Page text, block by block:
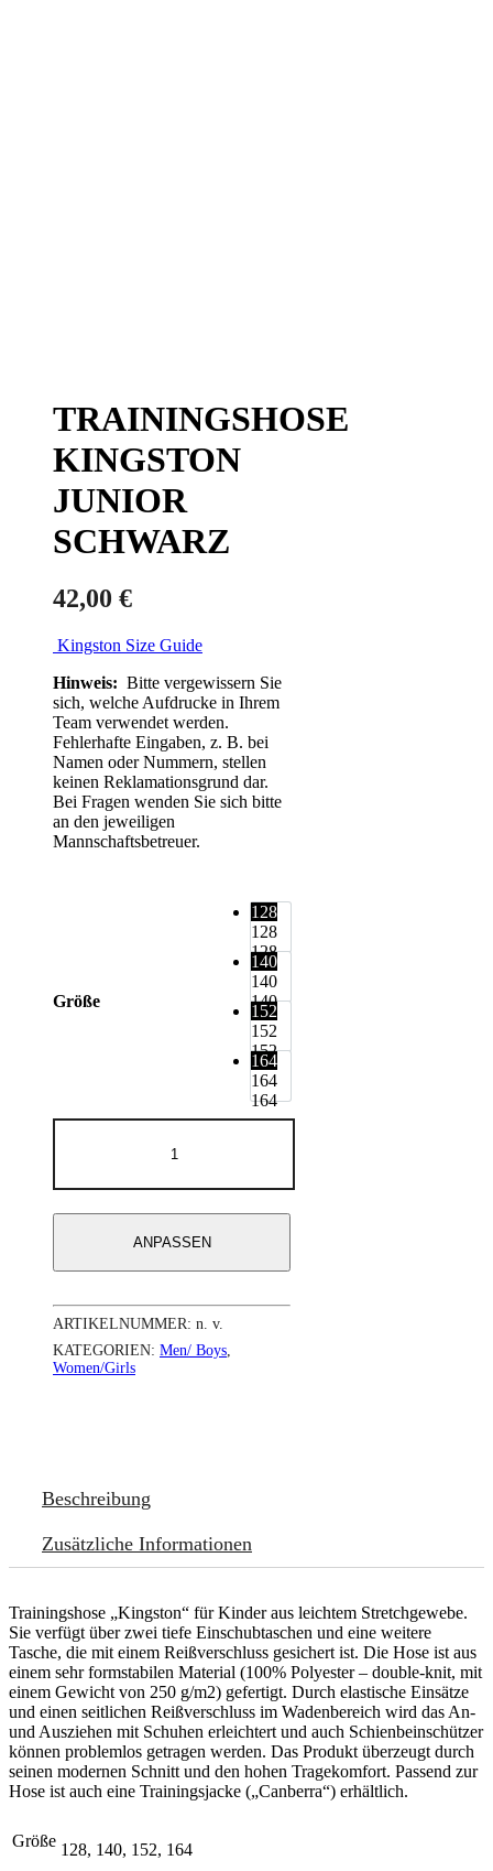
TRAININGSHOSE
KINGSTON
JUNIOR
SCHWARZ
42,00 €
Kingston Size Guide
Hinweis: Bitte vergewissern Sie
sich, welche Aufdrucke in Ihrem
Team verwendet werden.
Fehlerhafte Eingaben, z. B. bei
Namen oder Nummern, stellen
keinen Reklamationsgrund dar.
Bei Fragen wenden Sie sich bitte
an den jeweiligen
Mannschaftsbetreuer.
Größe
128
128
128
140
140
140
152
152
152
164
164
164
KINGSTON
SCHWARZ
ANPASSEN
ARTIKELNUMMER: n. v.
KATEGORIEN: Men/ Boys
Women/Girls
Beschreibung
Zusätzliche Informationen
Trainingshose „Kingston“ für Kinder aus leichtem Stretchgewebe.
Sie verfügt über zwei tiefe Einschubtaschen und eine weitere
Tasche, die mit einem Reißverschluss gesichert ist. Die Hose ist aus
einem sehr formstabilen Material (100% Polyester – double-knit, mit
einem Gewicht von 250 g/m2) gefertigt. Durch elastische Einsätze
und einen seitlichen Reißverschluss im Wadenbereich wird das An-
und Ausziehen mit Schuhen erleichtert und auch Schienbeinschützer
können problemlos getragen werden. Das Produkt überzeugt durch
seinen modernen Schnitt und den hohen Tragekomfort. Passend zur
Hose ist auch eine Trainingsjacke („Canberra“) erhältlich.
Größe 128, 140, 152, 164